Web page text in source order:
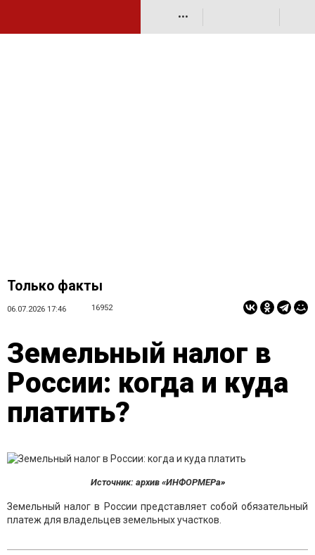
•••
Только факты
06.07.2026 17:46 16952
Земельный налог в
России: когда и куда
платить?
Источник: архив «ИНФОРМЕРа»
Земельный налог в России представляет собой обязательный
платеж для владельцев земельных участков.